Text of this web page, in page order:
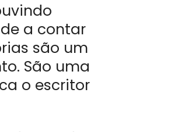
a contar
são um
São uma
o escritor